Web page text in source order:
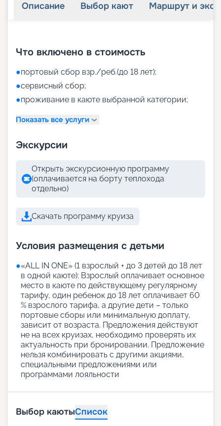
Описание Выбор кают Маршрут и
Что включено в стоимость
●портовый сбор взр./реб.(до 18 лет);
●сервисный сбор;
●проживание в каюте выбранной категории;
Показать все услуги
Экскурсии
Открыть экскурсионную программу
(оплачивается на борту теплохода
отдельно)
Скачать программу круиза
Условия размещения с детьми
●«АLL IN ONE» (1 взрослый + до 3 детей до 18 лет
в одной каюте): Взрослый оплачивает основное
место в каюте по действующему регулярному
тарифу, один ребенок до 18 лет оплачивает 60
% взрослого тарифа, а другие дети – только
портовые сборы или минимальную доплату,
зависит от возраста. Предложения действуют
не на всех круизах, необходимо проверять их
актуальность при бронировании. Предложение
нельзя комбинировать с другими акциями,
специальными предложениями или
программами лояльности
Выбор каютыСписок